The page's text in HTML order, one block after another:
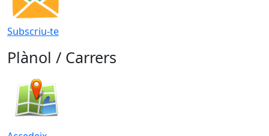
Subscriu-te
Plànol / Carrers